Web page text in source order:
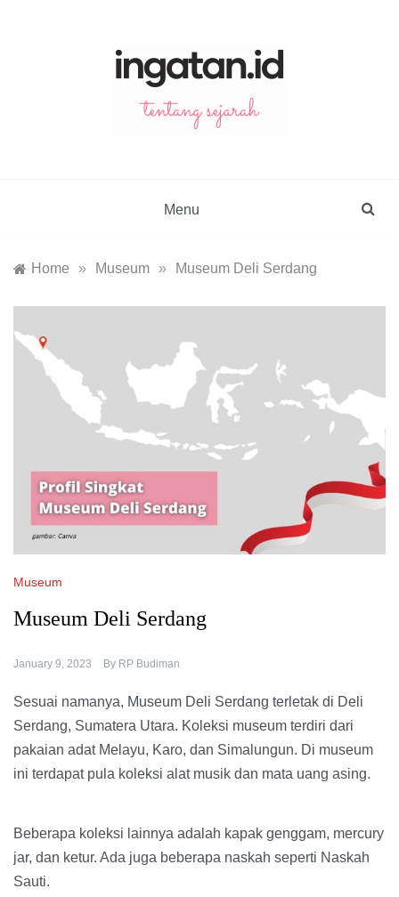
Menu
Home » Museum » Museum Deli Serdang
Museum
Museum Deli Serdang
January 9, 2023 By RP Budiman
Sesuai namanya, Museum Deli Serdang terletak di Deli
Serdang, Sumatera Utara. Koleksi museum terdiri dari
pakaian adat Melayu, Karo, dan Simalungun. Di museum
ini terdapat pula koleksi alat musik dan mata uang asing.
Beberapa koleksi lainnya adalah kapak genggam, mercury
jar, dan ketur. Ada juga beberapa naskah seperti Naskah
Sauti.